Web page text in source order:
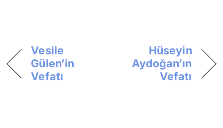
Vesile
Gülen’in
Vefatı
Hüseyin
Aydoğan’ın
Vefatı